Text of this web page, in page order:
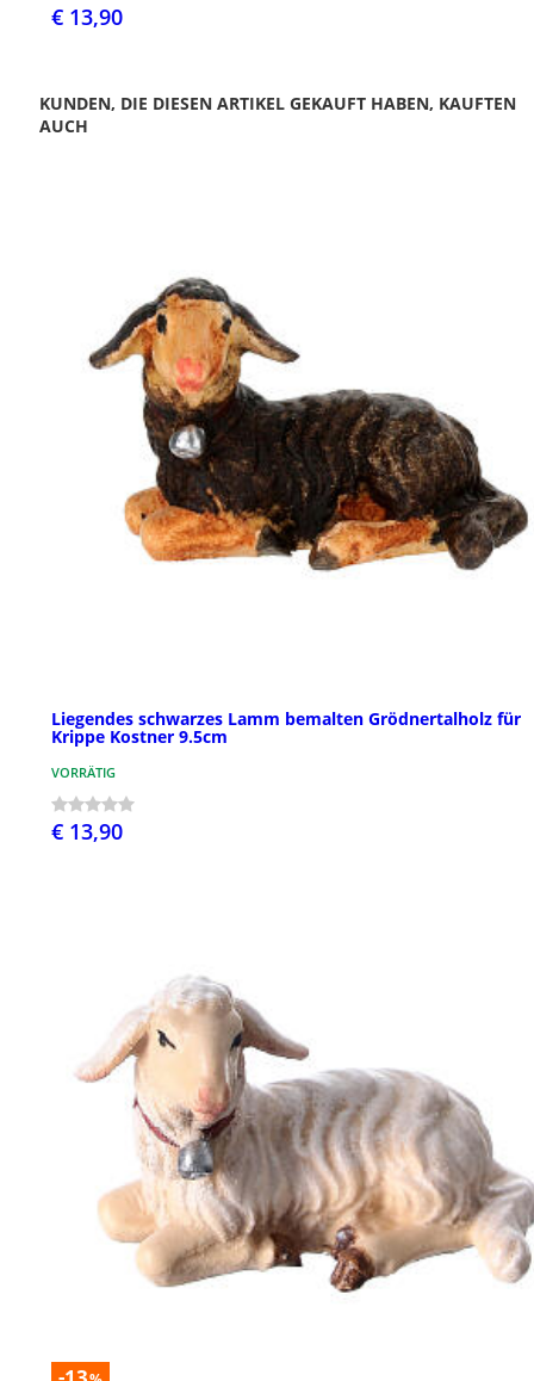
€ 13,90
KUNDEN, DIE DIESEN ARTIKEL GEKAUFT HABEN, KAUFTEN
AUCH
Liegendes schwarzes Lamm bemalten Grödnertalholz für
Krippe Kostner 9.5cm
VORRÄTIG
€ 13,90